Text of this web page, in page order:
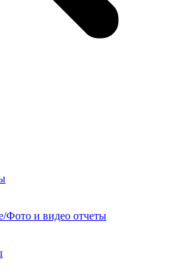
и видео отчеты